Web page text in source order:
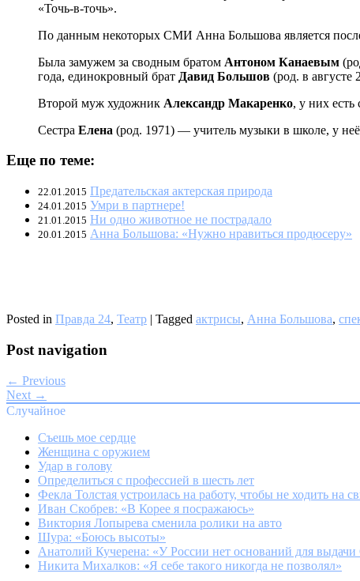
«Точь-в-точь».
По данным некоторых СМИ Анна Большова является
Была замужем за сводным братом Антоном Канаевым
года, единокровный брат Давид Большов (род. в августе
Второй муж художник Александр Макаренко, у них есть
Сестра Елена (род. 1971) — учитель музыки в школе, у
Еще по теме:
22.01.2015 Предательская актерская природа
24.01.2015 Умри в партнере!
21.01.2015 Ни одно животное не пострадало
20.01.2015 Анна Большова: «Нужно нравиться продюсеру»
Posted in Правда 24, Театр | Tagged актрисы, Анна Большова,
Post navigation
← Previous
Next →
Случайное
Съешь мое сердце
Женщина с оружием
Удар в голову
Определиться с профессией в шесть лет
Фекла Толстая устроилась на работу, чтобы не ходить на
Иван Скобрев: «В Корее я посражаюсь»
Виктория Лопырева сменила ролики на авто
Шура: «Боюсь высоты»
Анатолий Кучерена: «У России нет оснований для выдачи
Никита Михалков: «Я себе такого никогда не позволял»